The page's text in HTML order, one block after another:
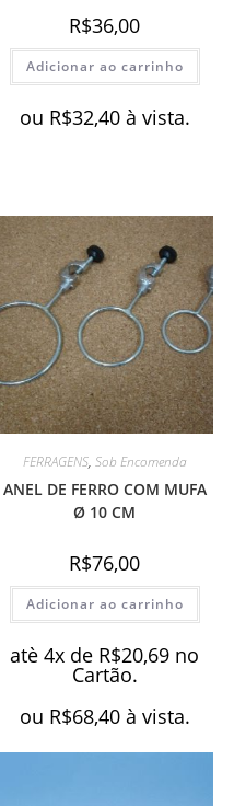
R$36,00
Adicionar ao carrinho
ou R$32,40 à vista.
FERRAGENS, Sob Encomenda
ANEL DE FERRO COM MUFA
Ø 10 CM
R$76,00
Adicionar ao carrinho
atè 4x de R$20,69 no
Cartão.
ou R$68,40 à vista.